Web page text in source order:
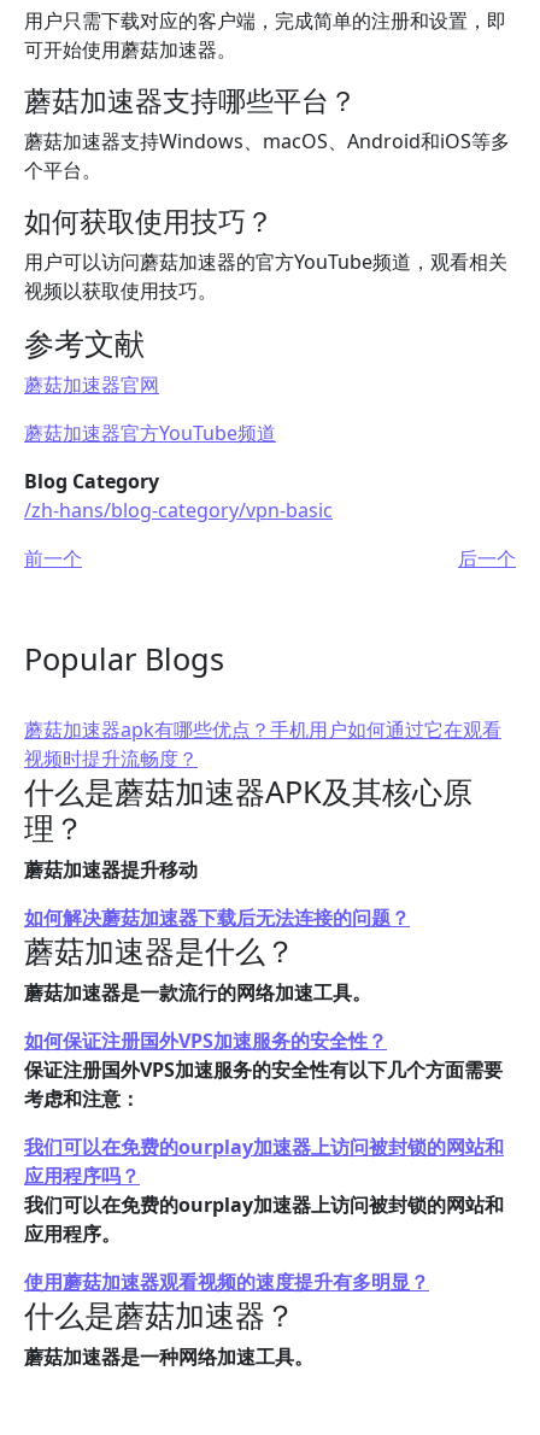
用户只需下载对应的客户端，完成简单的注册和设置，即
可开始使用蘑菇加速器。
蘑菇加速器支持哪些平台？
蘑菇加速器支持Windows、macOS、Android和iOS等多
个平台。
如何获取使用技巧？
用户可以访问蘑菇加速器的官方YouTube频道，观看相关
视频以获取使用技巧。
参考文献
蘑菇加速器官网
蘑菇加速器官方YouTube频道
Blog Category
/zh-hans/blog-category/vpn-basic
前一个
后一个
Popular Blogs
蘑菇加速器apk有哪些优点？手机用户如何通过它在观看
视频时提升流畅度？
什么是蘑菇加速器APK及其核心原
理？
蘑菇加速器提升移动
如何解决蘑菇加速器下载后无法连接的问题？
蘑菇加速器是什么？
蘑菇加速器是一款流行的网络加速工具。
如何保证注册国外VPS加速服务的安全性？
保证注册国外VPS加速服务的安全性有以下几个方面需要
考虑和注意：
我们可以在免费的ourplay加速器上访问被封锁的网站和
应用程序吗？
我们可以在免费的ourplay加速器上访问被封锁的网站和
应用程序。
使用蘑菇加速器观看视频的速度提升有多明显？
什么是蘑菇加速器？
蘑菇加速器是一种网络加速工具。